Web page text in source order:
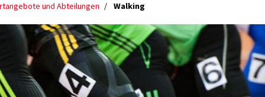
und Abteilungen Walking